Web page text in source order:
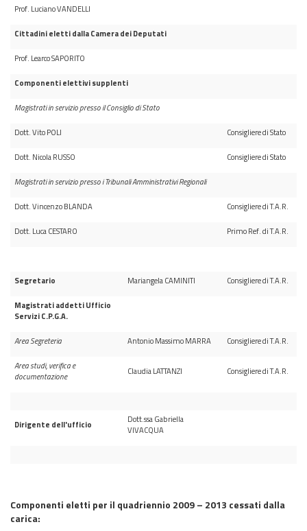
Prof. Luciano VANDELLI
Cittadini eletti dalla Camera dei Deputati
Prof. Learco SAPORITO
Componenti elettivi supplenti
Magistrati in servizio presso il Consiglio di Stato
Dott. Vito POLI Consigliere di Stato
Dott. Nicola RUSSO Consigliere di Stato
Magistrati in servizio presso i Tribunali Amministrativi Regionali
Dott. Vincenzo BLANDA Consigliere di T.A.R.
Dott. Luca CESTARO Primo Ref. di T.A.R.
Segretario Mariangela CAMINITI Consigliere di T.A.R.
Magistrati addetti Ufficio
Servizi C.P.G.A.
Area Segreteria Antonio Massimo MARRA Consigliere di T.A.R.
Area studi, verifica e
documentazione
Claudia LATTANZI Consigliere di T.A.R.
Dirigente dell'ufficio
Dott.ssa Gabriella
VIVACQUA
Componenti eletti per il quadriennio 2009 – 2013 cessati dalla
carica: